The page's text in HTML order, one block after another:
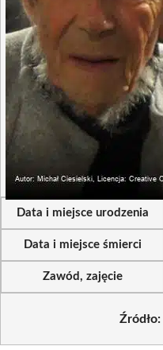
Data i miejsce urodzenia
Data i miejsce śmierci
Zawód, zajęcie
Źródło: